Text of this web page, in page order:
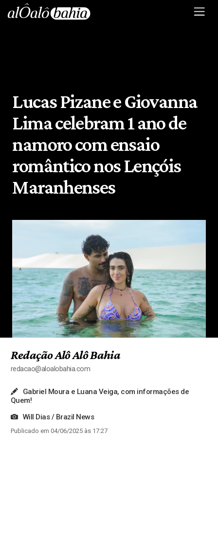
Lucas Pizane e Giovanna
Lima celebram 1 ano de
namoro com ensaio
romântico nos Lençóis
Maranhenses
Redação Alô Alô Bahia
redacao@aloalobahia.com
Gabriel Moura e Luana Veiga, com informações de
Quem!
Will Dias / Brazil News
Publicado em 04/06/2025 às 17:27